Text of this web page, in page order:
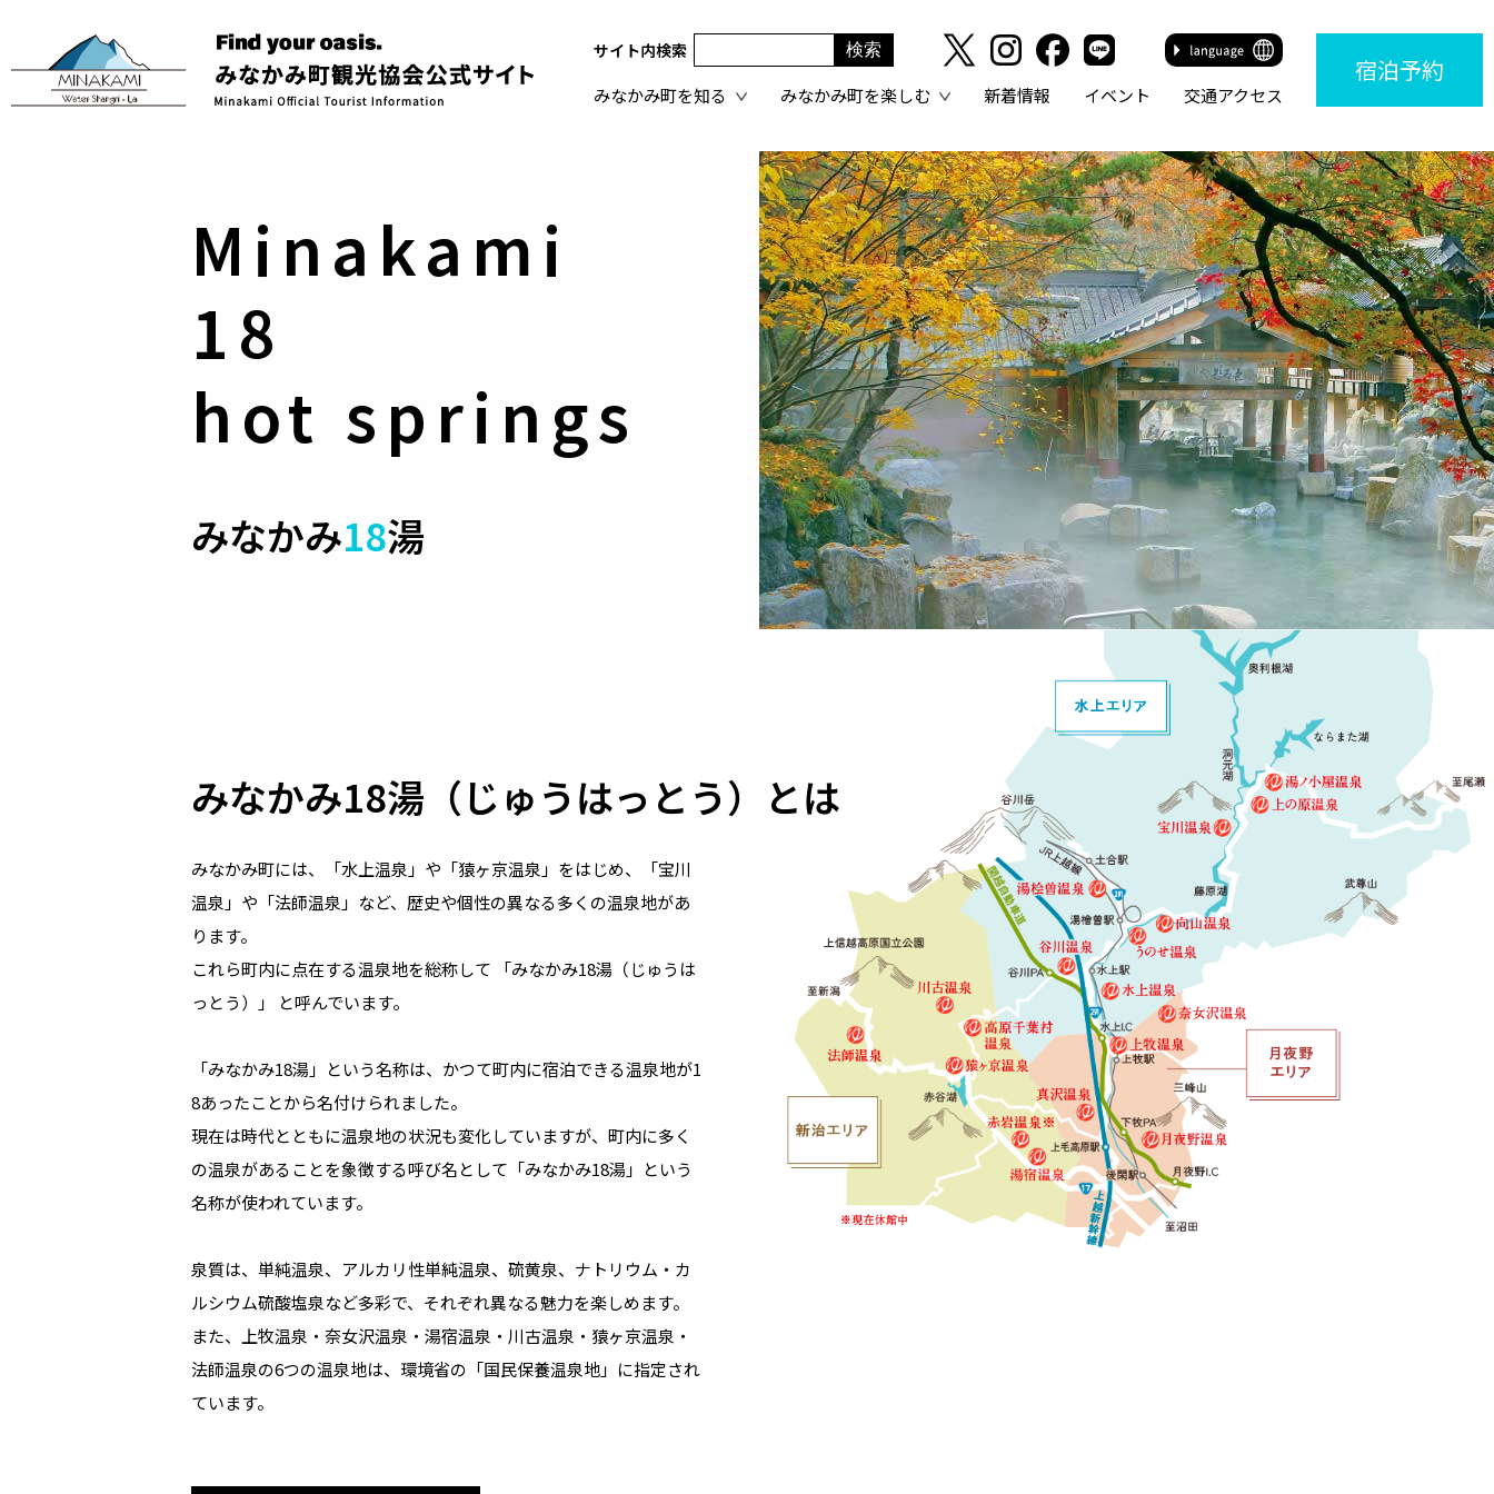
サイト内検索
みなかみ町を知る みなかみ町を楽しむ 新着情報 イベント 交通アクセス
宿泊予約
Minakami
18
hot springs
みなかみ18湯
みなかみ18湯（じゅうはっとう）とは
みなかみ町には、「水上温泉」や「猿ヶ京温泉」をはじめ、「宝川
温泉」や「法師温泉」など、歴史や個性の異なる多くの温泉地があ
ります。
これら町内に点在する温泉地を総称して 「みなかみ18湯（じゅうは
っとう）」 と呼んでいます。
「みなかみ18湯」という名称は、かつて町内に宿泊できる温泉地が1
8あったことから名付けられました。
現在は時代とともに温泉地の状況も変化していますが、町内に多く
の温泉があることを象徴する呼び名として「みなかみ18湯」という
名称が使われています。
泉質は、単純温泉、アルカリ性単純温泉、硫黄泉、ナトリウム・カ
ルシウム硫酸塩泉など多彩で、それぞれ異なる魅力を楽しめます。
また、上牧温泉・奈女沢温泉・湯宿温泉・川古温泉・猿ヶ京温泉・
法師温泉の6つの温泉地は、環境省の「国民保養温泉地」に指定され
ています。